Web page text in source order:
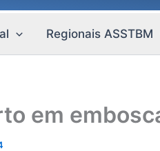
Regionais ASSTBM
em